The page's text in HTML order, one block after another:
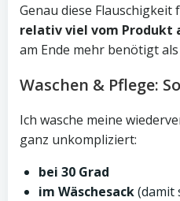
Genau diese Flauschigkeit
relativ viel vom Produkt
am Ende mehr benötigt
Waschen & Pflege:
Ich wasche meine
ganz unkompliziert:
bei 30 Grad
im Wäschesack(damit